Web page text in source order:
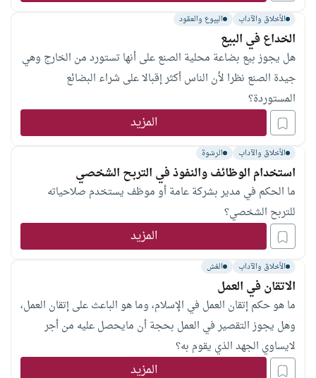
الأخلاق والآداب البيوع والعقود
الخداع في البيع
هل يجوز بيع بضاعة محلية الصنع على أنها تستورد من الخارج وهي
جيدة الصنع نظرا لأن الناس أكثر إقبالا على شراء البضائع
المستوردة؟
المزيد
الأخلاق والآداب الرشوة
استخدام الوظائف والنفوذ في التربح الشخصي
ما الحكم في مدير بشركة عامة أو موظف يستخدم صلاحياته
للتربح الشخصي؟
المزيد
الأخلاق والآداب الغش
الاتقان في العمل
ما هو حكم إتقان العمل في الإسلام، وما هو الباعث على إتقان العمل،
وهل يجوز التقصير في العمل بحجة أن مايحصل عليه من أجر
لايساوي الجهد الذي يقوم به؟
المزيد